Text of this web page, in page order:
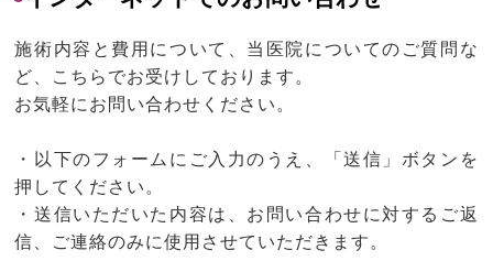
施術内容と費用について、当医院についてのご質問な
ど、こちらでお受けしております。
お気軽にお問い合わせください。
・以下のフォームにご入力のうえ、「送信」ボタンを
押してください。
・送信いただいた内容は、お問い合わせに対するご返
信、ご連絡のみに使用させていただきます。